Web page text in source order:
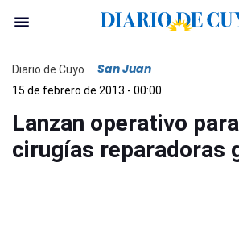
Diario de Cuyo San Juan
15 de febrero de 2013 - 00:00
Lanzan operativo
cirugías reparadoras